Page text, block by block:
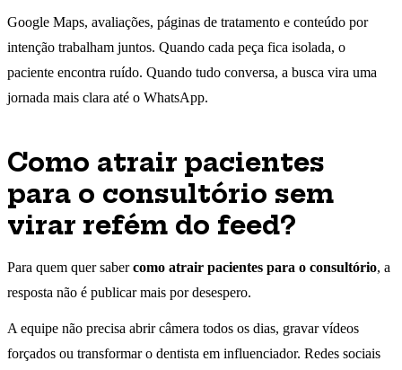
Google Maps, avaliações, páginas de tratamento e conteúdo por
intenção trabalham juntos. Quando cada peça fica isolada, o
paciente encontra ruído. Quando tudo conversa, a busca vira uma
jornada mais clara até o WhatsApp.
Como atrair pacientes
para o consultório sem
virar refém do feed?
Para quem quer sabercomo atrair pacientes para o consultório, a
resposta não é publicar mais por desespero.
A equipe não precisa abrir câmera todos os dias, gravar vídeos
forçados ou transformar o dentista em influenciador. Redes sociais